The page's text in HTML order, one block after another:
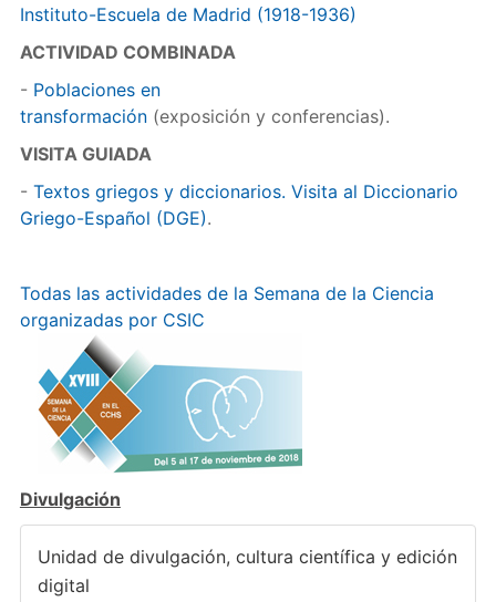
Instituto-Escuela de Madrid (1918-1936)
ACTIVIDAD COMBINADA
- Poblaciones en
transformación(exposición y conferencias).
VISITA GUIADA
- Textos griegos y diccionarios. Visita al Diccionario
Griego-Español (DGE).
Todas las actividades de la Semana de la Ciencia
organizadas por CSIC
Divulgación
Unidad de divulgación, cultura científica y edición
digital